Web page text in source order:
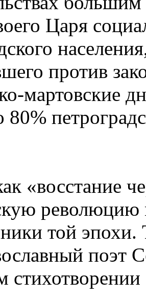
Царя
против
мартовские
80%
«восстание
революцию
той эпохи.
поэт